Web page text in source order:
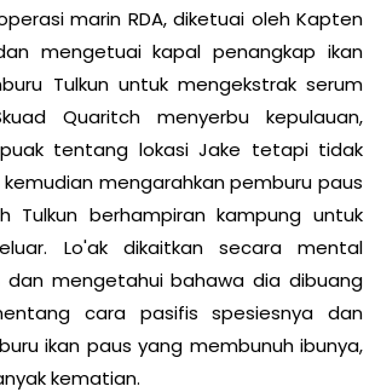
marin RDA, diketuai oleh Kapten
mengetuai kapal penangkap ikan
Tulkun untuk mengekstrak serum
Quaritch menyerbu kepulauan,
tentang lokasi Jake tetapi tidak
mengarahkan pemburu paus
Tulkun berhampiran kampung untuk
Lo'ak dikaitkan secara mental
dan mengetahui bahawa dia dibuang
cara pasifis spesiesnya dan
ikan paus yang membunuh ibunya,
kematian.